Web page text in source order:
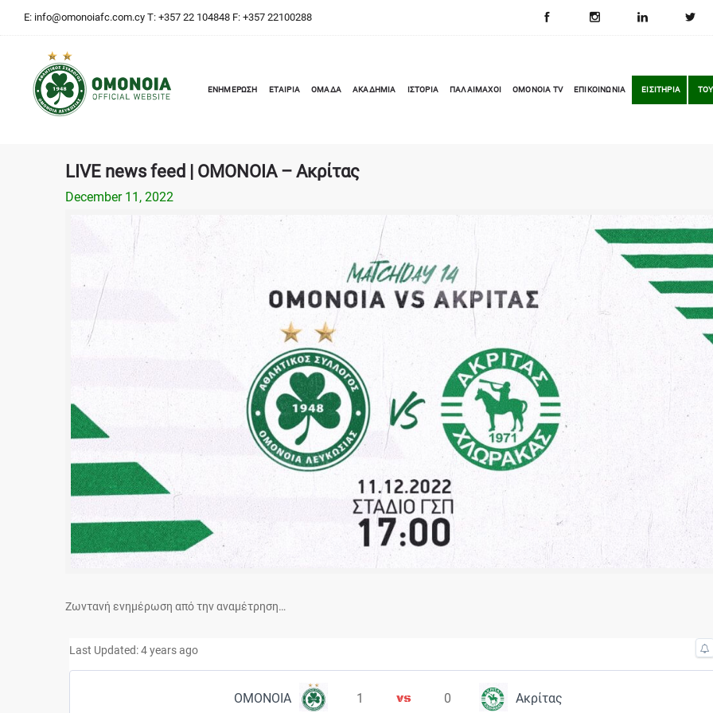
E: info@omonoiafc.com.cy T: +357 22 104848 F: +357 22100288
ΕΝΗΜΕΡΩΣΗ ΕΤΑΙΡΙΑ ΟΜΑΔΑ ΑΚΑΔΗΜΙΑ ΙΣΤΟΡΙΑ ΠΑΛΑΙΜΑΧΟΙ OMONOIA TV ΕΠΙΚΟΙΝΩΝΙΑ ΕΙΣΙΤΗΡΙΑ
LIVE news feed | ΟΜΟΝΟΙΑ – Ακρίτας
December 11, 2022
Ζωντανή ενημέρωση από την αναμέτρηση…
Last Updated: 4 years ago
1
ΟΜΟΝΟΙΑ 0 Ακρίτας